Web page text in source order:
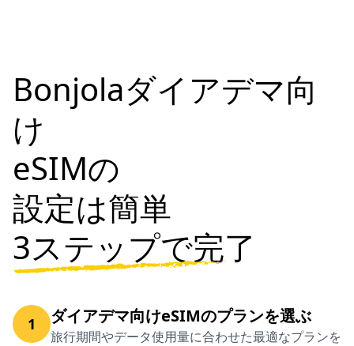
Bonjolaダイアデマ向
け
eSIMの
設定は簡単
3ステップで完了
1 ダイアデマ向けeSIMのプランを選ぶ
旅行期間やデータ使用量に合わせた最適なプランを